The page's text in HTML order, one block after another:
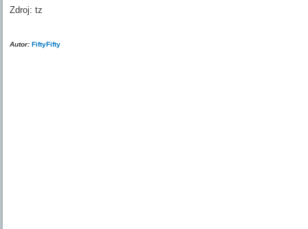
Zdroj: tz
Autor:FiftyFifty